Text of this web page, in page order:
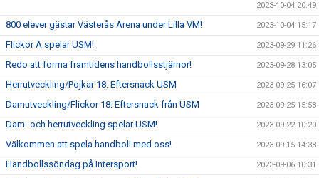
2023-10-04 20:49
800 elever gästar Västerås Arena under Lilla VM! 2023-10-04 15:17
Flickor A spelar USM! 2023-09-29 11:26
Redo att forma framtidens handbollsstjärnor! 2023-09-28 13:05
Herrutveckling/Pojkar 18: Eftersnack USM 2023-09-25 16:07
Damutveckling/Flickor 18: Eftersnack från USM 2023-09-25 15:58
Dam- och herrutveckling spelar USM! 2023-09-22 10:20
Välkommen att spela handboll med oss! 2023-09-15 14:38
Handbollssöndag på Intersport! 2023-09-06 10:31